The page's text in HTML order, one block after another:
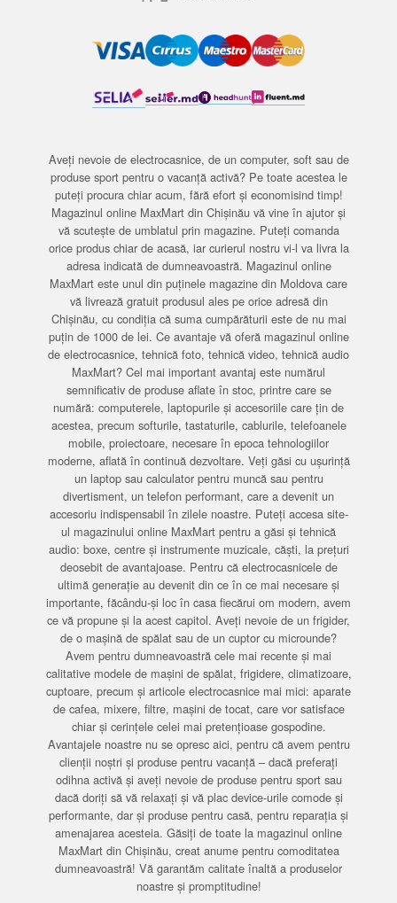
Aveți nevoie de electrocasnice, de un computer, soft sau de
produse sport pentru o vacanță activă? Pe toate acestea le
puteți procura chiar acum, fără efort și economisind timp!
Magazinul online MaxMart din Chișinău vă vine în ajutor și
vă scutește de umblatul prin magazine. Puteți comanda
orice produs chiar de acasă, iar curierul nostru vi-l va livra la
adresa indicată de dumneavoastră. Magazinul online
MaxMart este unul din puținele magazine din Moldova care
vă livrează gratuit produsul ales pe orice adresă din
Chișinău, cu condiția că suma cumpărăturii este de nu mai
puțin de 1000 de lei. Ce avantaje vă oferă magazinul online
de electrocasnice, tehnică foto, tehnică video, tehnică audio
MaxMart? Cel mai important avantaj este numărul
semnificativ de produse aflate în stoc, printre care se
numără: computerele, laptopurile și accesoriile care țin de
acestea, precum softurile, tastaturile, cablurile, telefoanele
mobile, proiectoare, necesare în epoca tehnologiilor
moderne, aflată în continuă dezvoltare. Veți găsi cu ușurință
un laptop sau calculator pentru muncă sau pentru
divertisment, un telefon performant, care a devenit un
accesoriu indispensabil în zilele noastre. Puteți accesa site-
ul magazinului online MaxMart pentru a găsi și tehnică
audio: boxe, centre și instrumente muzicale, căști, la prețuri
deosebit de avantajoase. Pentru că electrocasnicele de
ultimă generație au devenit din ce în ce mai necesare și
importante, făcându-și loc în casa fiecărui om modern, avem
ce vă propune și la acest capitol. Aveți nevoie de un frigider,
de o mașină de spălat sau de un cuptor cu microunde?
Avem pentru dumneavoastră cele mai recente și mai
calitative modele de mașini de spălat, frigidere, climatizoare,
cuptoare, precum și articole electrocasnice mai mici: aparate
de cafea, mixere, filtre, mașini de tocat, care vor satisface
chiar și cerințele celei mai pretențioase gospodine.
Avantajele noastre nu se opresc aici, pentru că avem pentru
clienții noștri și produse pentru vacanță – dacă preferați
odihna activă și aveți nevoie de produse pentru sport sau
dacă doriți să vă relaxați și vă plac device-urile comode și
performante, dar și produse pentru casă, pentru reparația și
amenajarea acesteia. Găsiți de toate la magazinul online
MaxMart din Chișinău, creat anume pentru comoditatea
dumneavoastră! Vă garantăm calitate înaltă a produselor
noastre și promptitudine!